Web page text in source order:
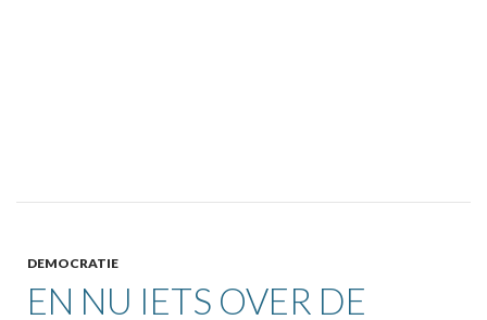
DEMOCRATIE
EN NU IETS OVER DE